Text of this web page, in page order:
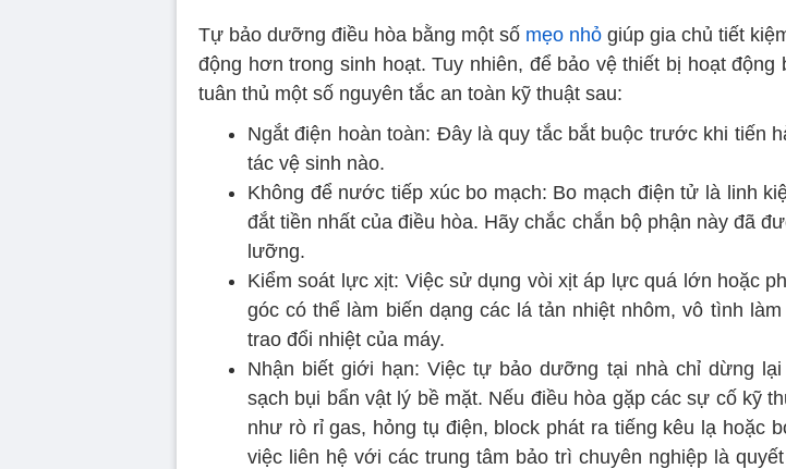
Tự bảo dưỡng điều hòa bằng một số mẹo nhỏ giúp gia chủ tiết
động hơn trong sinh hoạt. Tuy nhiên, để bảo vệ thiết bị hoạt động
tuân thủ một số nguyên tắc an toàn kỹ thuật sau:
Ngắt điện hoàn toàn: Đây là quy tắc bắt buộc trước khi tiến
tác vệ sinh nào.
Không để nước tiếp xúc bo mạch: Bo mạch điện tử là linh
đắt tiền nhất của điều hòa. Hãy chắc chắn bộ phận này đã
lưỡng.
Kiểm soát lực xịt: Việc sử dụng vòi xịt áp lực quá lớn hoặc
góc có thể làm biến dạng các lá tản nhiệt nhôm, vô tình
trao đổi nhiệt của máy.
Nhận biết giới hạn: Việc tự bảo dưỡng tại nhà chỉ dừng
sạch bụi bẩn vật lý bề mặt. Nếu điều hòa gặp các sự cố kỹ
như rò rỉ gas, hỏng tụ điện, block phát ra tiếng kêu lạ hoặc
việc liên hệ với các trung tâm bảo trì chuyên nghiệp là